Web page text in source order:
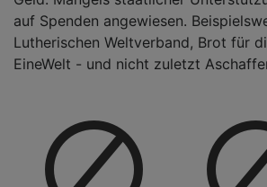
auf Spenden angewiesen.
Lutherischen Weltverband, Brot für
EineWelt - und nicht zuletzt